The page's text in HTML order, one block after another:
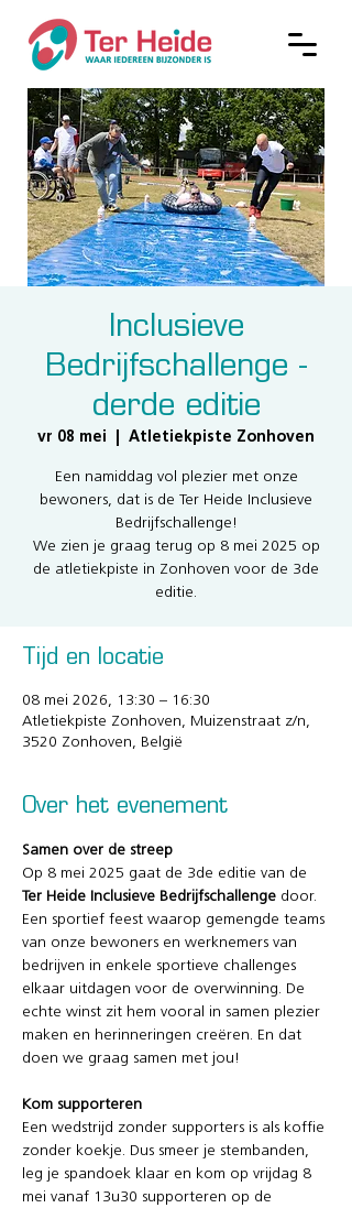
Inclusieve
Bedrijfschallenge -
derde editie
vr 08 mei Atletiekpiste Zonhoven
Een namiddag vol plezier met onze
bewoners, dat is de Ter Heide Inclusieve
Bedrijfschallenge!
We zien je graag terug op 8 mei 2025 op
de atletiekpiste in Zonhoven voor de 3de
editie.
Tijd en locatie
08 mei 2026, 13:30 – 16:30
Atletiekpiste Zonhoven, Muizenstraat z/n,
3520 Zonhoven, België
Over het evenement
Samen over de streep
Op 8 mei 2025 gaat de 3de editie van de
Ter Heide Inclusieve Bedrijfschallenge door.
Een sportief feest waarop gemengde teams
van onze bewoners en werknemers van
bedrijven in enkele sportieve challenges
elkaar uitdagen voor de overwinning. De
echte winst zit hem vooral in samen plezier
maken en herinneringen creëren. En dat
doen we graag samen met jou!
Kom supporteren
Een wedstrijd zonder supporters is als koffie
zonder koekje. Dus smeer je stembanden,
leg je spandoek klaar en kom op vrijdag 8
mei vanaf 13u30 supporteren op de